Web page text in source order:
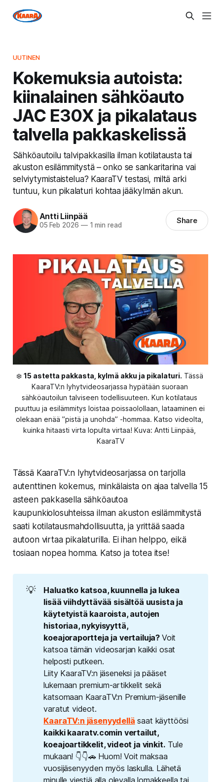
UUTINEN
Kokemuksia autoista:
kiinalainen sähköauto
JAC E30X ja pikalataus
talvella pakkaskelissä
Sähköautoilu talvipakkasilla ilman kotilatausta tai
akuston esilämmitystä – onko se sankaritarina vai
selviytymistaistelua? KaaraTV testasi, miltä arki
tuntuu, kun pikalaturi kohtaa jääkylmän akun.
Antti Liinpää
05 Feb 2026 —1 min read Share
❄️ 15 astetta pakkasta, kylmä akku ja pikalaturi. Tässä
KaaraTV:n lyhytvideosarjassa hypätään suoraan
sähköautoilun talviseen todellisuuteen. Kun kotilataus
puuttuu ja esilämmitys loistaa poissaolollaan, lataaminen ei
olekaan enää ”pistä ja unohda” -hommaa. Katso videolta,
kuinka hitaasti virta lopulta virtaa! Kuva: Antti Liinpää,
KaaraTV
Tässä KaaraTV:n lyhytvideosarjassa on tarjolla
autenttinen kokemus, minkälaista on ajaa talvella 15
asteen pakkasella sähköautoa
kaupunkiolosuhteissa ilman akuston esilämmitystä
saati kotilatausmahdollisuutta, ja yrittää saada
autoon virtaa pikalaturilla. Ei ihan helppo, eikä
tosiaan nopea homma. Katso ja totea itse!
💡
Haluatko katsoa, kuunnella ja lukea
lisää viihdyttävää sisältöä uusista ja
käytetyistä kaaroista, autojen
historiaa, nykyisyyttä,
koeajoraportteja ja vertailuja? Voit
katsoa tämän videosarjan kaikki osat
helposti putkeen.
Liity KaaraTV:n jäseneksi ja pääset
lukemaan premium-artikkelit sekä
katsomaan KaaraTV:n Premium-jäsenille
varatut videot.
KaaraTV:n jäsenyydellä saat käyttöösi
kaikki kaaratv.comin vertailut,
koeajoartikkelit, videot ja vinkit. Tule
mukaan! 👇👇🚗 Huom! Voit maksaa
vuosijäsenyyden myös laskulla. Lähetä
minulle viestiä alla olevalla lomakkeella tai